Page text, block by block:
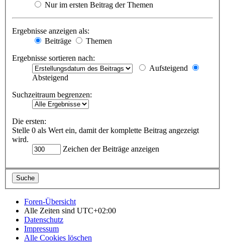
Nur im ersten Beitrag der Themen
Ergebnisse anzeigen als:
Beiträge
Themen
Ergebnisse sortieren nach:
Aufsteigend
Absteigend
Suchzeitraum begrenzen:
Die ersten:
Stelle 0 als Wert ein, damit der komplette Beitrag angezeigt
wird.
Zeichen der Beiträge anzeigen
Foren-Übersicht
Alle Zeiten sind UTC+02:00
Datenschutz
Impressum
Alle Cookies löschen